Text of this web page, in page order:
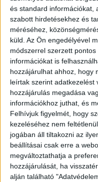
és standard információkat,
szabott hirdetésekhez és
méréséhez,
küld. Az Ön engedélyével
módszerrel szerzett
információkat is
hozzájárulhat ahhoz, hogy
leírtak szerint adatkezelést
hozzájárulás megadása
információkhoz juthat, és
Felhívjuk figyelmét, hogy
kezeléséhez nem
jogában áll tiltakozni az
beállításai csak erre a
megváltoztathatja a
hozzájárulását, ha
alján található
A jegyek már elérhetők,
OLVASTA MÁR?
Több mint egymillióan
sajtót